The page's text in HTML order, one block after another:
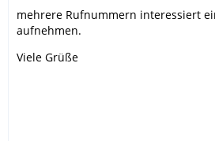
mehrere Rufnummern interessiert
aufnehmen.
Viele Grüße